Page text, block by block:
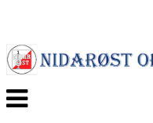
Veksle
navigasjon